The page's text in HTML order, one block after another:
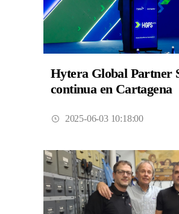
Hytera Global Partner
continua en Cartagena
2025-06-03 10:18:00